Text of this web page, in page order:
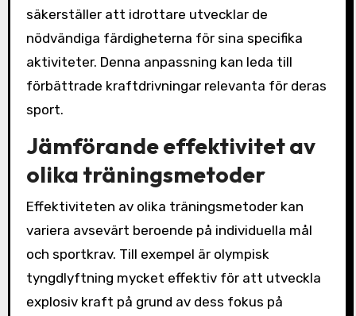
säkerställer att idrottare utvecklar de
nödvändiga färdigheterna för sina specifika
aktiviteter. Denna anpassning kan leda till
förbättrade kraftdrivningar relevanta för deras
sport.
Jämförande effektivitet av
olika träningsmetoder
Effektiviteten av olika träningsmetoder kan
variera avsevärt beroende på individuella mål
och sportkrav. Till exempel är olympisk
tyngdlyftning mycket effektiv för att utveckla
explosiv kraft på grund av dess fokus på